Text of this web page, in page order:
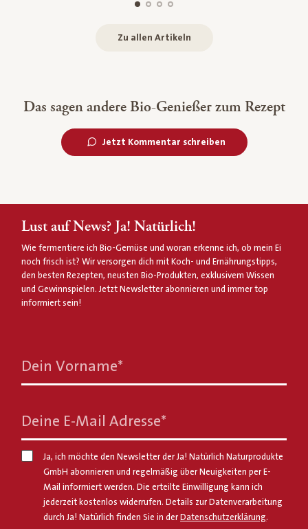
Zu allen Artikeln
Das sagen andere Bio-Genießer zum Rezept
Jetzt Kommentar schreiben
Lust auf News? Ja! Natürlich!
Wie fermentiere ich Bio-Gemüse und woran erkenne ich, ob mein Ei
noch frisch ist? Wir versorgen dich mit Koch- und Ernährungstipps,
den besten Rezepten, neusten Bio-Produkten, exklusivem Wissen
und Gewinnspielen. Jetzt Newsletter abonnieren und immer top
informiert sein!
Dein Vorname*
Deine E-Mail Adresse*
Ja, ich möchte den Newsletter der Ja! Natürlich Naturprodukte
GmbH abonnieren und regelmäßig über Neuigkeiten per E-
Mail informiert werden. Die erteilte Einwilligung kann ich
jederzeit kostenlos widerrufen. Details zur Datenverarbeitung
durch Ja! Natürlich finden Sie in derDatenschutzerklärung.